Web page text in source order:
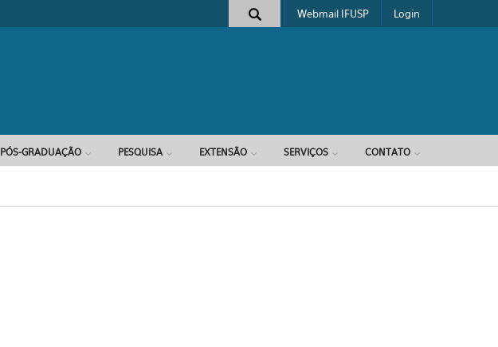
Formulário de busca
Webmail IFUSP Login
PÓS-GRADUAÇÃO PESQUISA EXTENSÃO SERVIÇOS CONTATO